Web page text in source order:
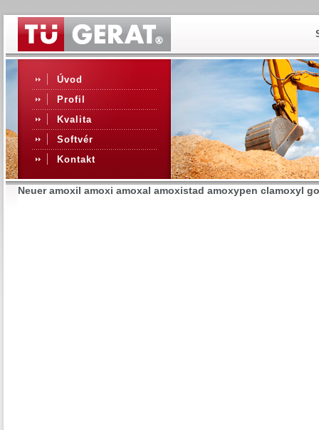
Úvod
Profil
Kvalita
Softvér
Kontakt
Neuer amoxil amoxi amoxal amoxistad amoxypen clamoxyl